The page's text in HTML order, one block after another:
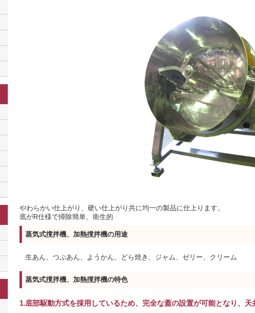
やわらかい仕上がり、硬い仕上がり共に均一の製品に仕上ります。
底がR仕様で掃除簡単、衛生的
蒸気式撹拌機、加熱撹拌機の用途
生あん、つぶあん、ようかん、どら焼き、ジャム、ゼリー、クリーム
蒸気式撹拌機、加熱撹拌機の特色
1.底部駆動方式を採用しているため、完全な蓋の設置が可能となり、